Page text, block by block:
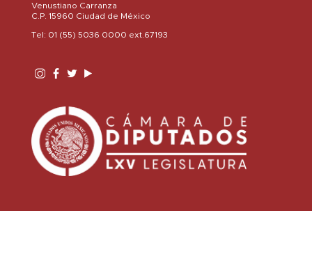
Venustiano Carranza
C.P. 15960 Ciudad de México
Tel: 01 (55) 5036 0000 ext.67193